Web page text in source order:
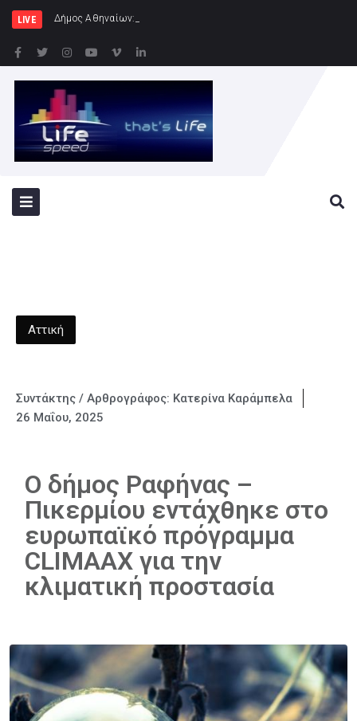
LIVE Δήμος Αθηναίων: Συνεχίζονται οι εντατι
Αττική
Συντάκτης / Αρθρογράφος: Κατερίνα Καράμπελα
26 Μαΐου, 2025
Ο δήμος Ραφήνας –
Πικερμίου εντάχθηκε στο
ευρωπαϊκό πρόγραμμα
CLIMAAX για την
κλιματική προστασία